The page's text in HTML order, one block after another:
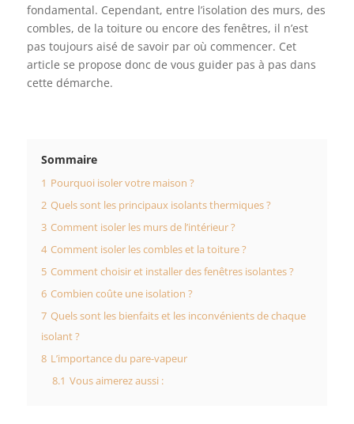
fondamental. Cependant, entre l’isolation des murs, des
combles, de la toiture ou encore des fenêtres, il n’est
pas toujours aisé de savoir par où commencer. Cet
article se propose donc de vous guider pas à pas dans
cette démarche.
Sommaire
1 Pourquoi isoler votre maison ?
2 Quels sont les principaux isolants thermiques ?
3 Comment isoler les murs de l’intérieur ?
4 Comment isoler les combles et la toiture ?
5 Comment choisir et installer des fenêtres isolantes ?
6 Combien coûte une isolation ?
7 Quels sont les bienfaits et les inconvénients de chaque
isolant ?
8 L’importance du pare-vapeur
8.1 Vous aimerez aussi :